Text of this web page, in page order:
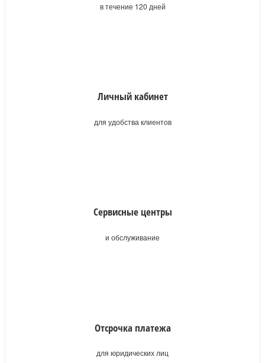
в течение 120 дней
Личный кабинет
для удобства клиентов
Сервисные центры
и обслуживание
Отсрочка платежа
для юридических лиц